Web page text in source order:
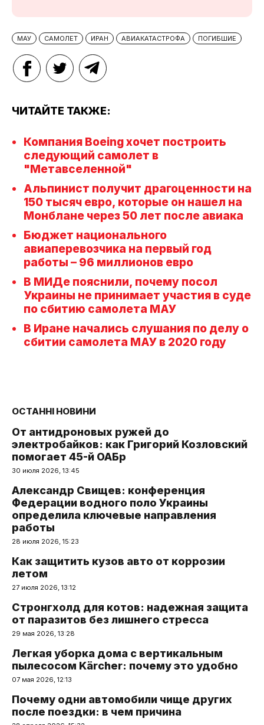
МАУ САМОЛЕТ ИРАН АВИАКАТАСТРОФА ПОГИБШИЕ
ЧИТАЙТЕ ТАКЖЕ:
Компания Boeing хочет построить
следующий самолет в
"Метавселенной"
Альпинист получит драгоценности на
150 тысяч евро, которые он нашел на
Монблане через 50 лет после авиака
Бюджет национального
авиаперевозчика на первый год
работы – 96 миллионов евро
В МИДе пояснили, почему посол
Украины не принимает участия в суде
по сбитию самолета МАУ
В Иране начались слушания по делу о
сбитии самолета МАУ в 2020 году
ОСТАННІ НОВИНИ
От антидроновых ружей до
электробайков: как Григорий Козловский
помогает 45-й ОАБр
30 июля 2026, 13:45
Александр Свищев: конференция
Федерации водного поло Украины
определила ключевые направления
работы
28 июля 2026, 15:23
Как защитить кузов авто от коррозии
летом
27 июля 2026, 13:12
Стронгхолд для котов: надежная защита
от паразитов без лишнего стресса
29 мая 2026, 13:28
Легкая уборка дома с вертикальным
пылесосом Kärcher: почему это удобно
07 мая 2026, 12:13
Почему одни автомобили чище других
после поездки: в чем причина